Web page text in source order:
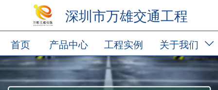
深圳市万雄交通工程
首页 产品中心 工程实例 关于我们